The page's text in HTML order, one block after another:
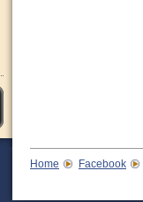
Home Facebook